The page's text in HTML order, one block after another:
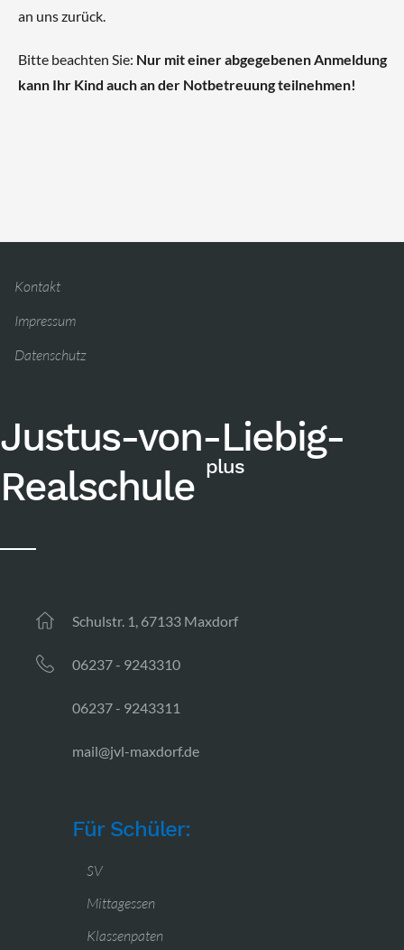
an uns zurück.
Bitte beachten Sie: Nur mit einer abgegebenen Anmeldung
kann Ihr Kind auch an der Notbetreuung teilnehmen!
Kontakt
Impressum
Datenschutz
Justus-von-Liebig-
Realschule plus
Schulstr. 1, 67133 Maxdorf
06237 - 9243310
06237 - 9243311
mail@jvl-maxdorf.de
Für Schüler:
SV
Mittagessen
Klassenpaten